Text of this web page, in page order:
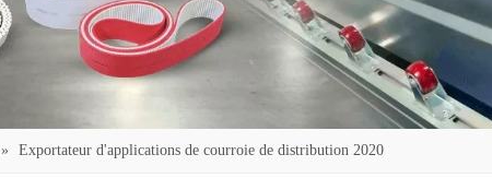
» Exportateur d'applications de courroie de distribution 2020